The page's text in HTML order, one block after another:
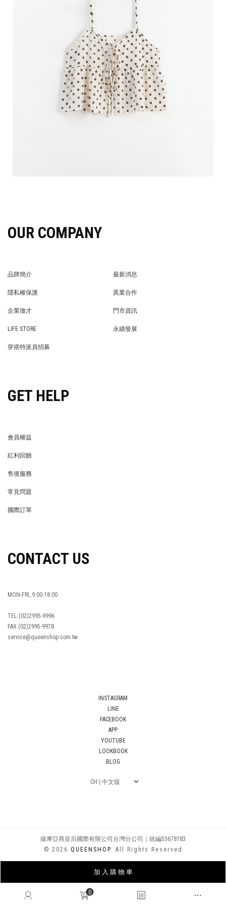
0
加 入 購 物 車
OUR COMPANY
品牌簡介
最新消息
隱私權保護
異業合作
企業徵才
門市資訊
LIFE STORE
永續發展
穿搭特派員招募
GET HELP
會員權益
紅利回饋
售後服務
常見問題
國際訂單
CONTACT US
MON-FRI, 9:00-18:00
TEL:(02)2995-9996
FAX:(02)2995-9978
service@queenshop.com.tw
INSTAGRAM
LINE
FACEBOOK
APP
YOUTUBE
LOOKBOOK
BLOG
薩摩亞商皇后國際有限公司台灣分公司｜統編53678183
© 2026 QUEENSHOP. All Rights Reserved